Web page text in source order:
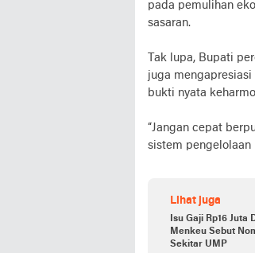
pada pemulihan
sasaran.
Tak lupa, Bupati
juga
bukti nyata
“Jangan cepat
sistem pengelolaan
Lihat juga
Isu Gaji Rp16 Juta
Menkeu Sebut
Sekitar UMP